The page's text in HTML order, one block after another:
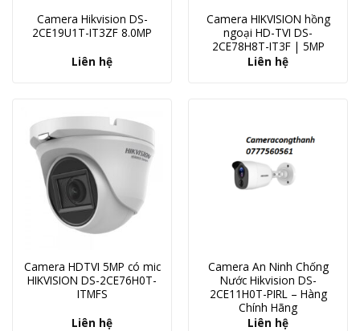
Camera Hikvision DS-
2CE19U1T-IT3ZF 8.0MP
Liên hệ
Camera HIKVISION hồng
ngoại HD-TVI DS-
2CE78H8T-IT3F | 5MP
Liên hệ
Camera HDTVI 5MP có mic
HIKVISION DS-2CE76H0T-
ITMFS
Liên hệ
Camera An Ninh Chống
Nước Hikvision DS-
2CE11H0T-PIRL – Hàng
Chính Hãng
Liên hệ